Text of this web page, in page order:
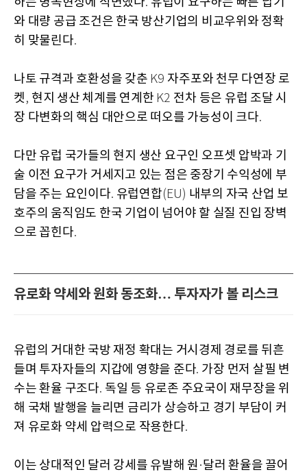
.
와 대량 공급 조건은 한국 방산기업의 비교우위와 정확
히 맞물린다.
나토 규격과 호환성을 갖춘 K9 자주포와 천무 다연장 로
켓, 현지 생산 체계를 연계한 K2 전차 등은 유럽 조달 시
장 다변화의 핵심 대안으로 떠오를 가능성이 크다.
다만 유럽 국가들의 현지 생산 요구인 오프셋 압박과 기
술 이전 요구가 거세지고 있는 점은 중장기 수익성에 부
담을 주는 요인이다. 유럽연합(EU) 내부의 자국 산업 보
호주의 움직임도 한국 기업이 넘어야 할 실질 진입 장벽
으로 꼽힌다.
유로화 약세와 원화 동조화… 투자자가 볼 리스크
유럽의 거대한 국방 재정 확대는 거시경제 경로를 뒤흔
들며 투자자들의 지갑에 영향을 준다. 가장 먼저 살필 변
수는 환율 구조다. 독일 등 유로존 주요국이 재무장을 위
해 국채 발행을 늘리면 금리가 상승하고 경기 부담이 커
져 유로화 약세 압력으로 작용한다.
이는 상대적인 달러 강세를 유발해 원 ·달러 환율을 끌어